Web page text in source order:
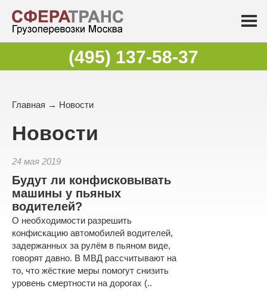
(495) 137-58-37
Главная → Новости
Новости
24 мая 2019
Будут ли конфисковывать
машины у пьяных
водителей?
О необходимости разрешить
конфискацию автомобилей водителей,
задержанных за рулём в пьяном виде,
говорят давно. В МВД рассчитывают на
то, что жёсткие меры помогут снизить
уровень смертности на дорогах (..